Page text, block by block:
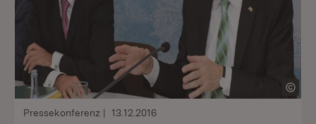
Pressekonferenz 13.12.2016